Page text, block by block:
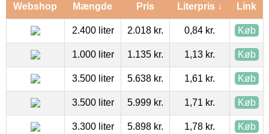
Webshop Mængde Pris Literpris ↓ Link
2.400 liter 2.018 kr. 0,84 kr. Køb
1.000 liter 1.135 kr. 1,13 kr. Køb
3.500 liter 5.638 kr. 1,61 kr. Køb
3.500 liter 5.999 kr. 1,71 kr. Køb
3.300 liter 5.898 kr. 1,78 kr. Køb